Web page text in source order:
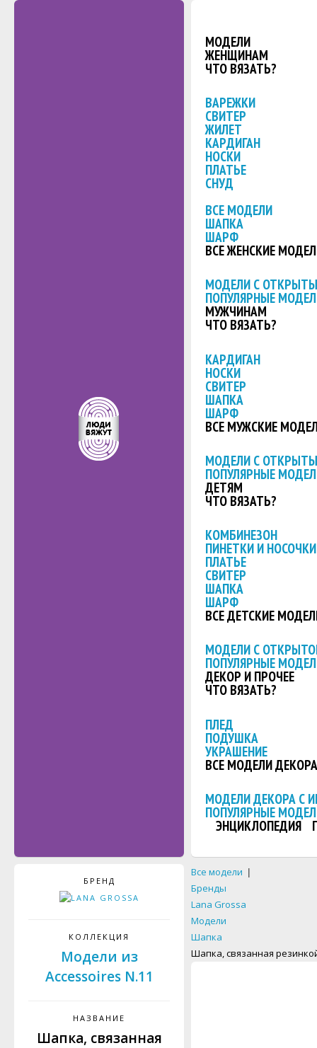
МОДЕЛИ
ЖЕНЩИНАМ
ЧТО ВЯЗАТЬ?
ВАРЕЖКИ
СВИТЕР
ЖИЛЕТ
КАРДИГАН
НОСКИ
ПЛАТЬЕ
СНУД
ВСЕ МОДЕЛИ
ШАПКА
ШАРФ
ВСЕ ЖЕНСКИЕ
МОДЕЛИ С
ПОПУЛЯРНЫЕ
МУЖЧИНАМ
ЧТО ВЯЗАТЬ?
КАРДИГАН
НОСКИ
СВИТЕР
ШАПКА
ШАРФ
ВСЕ МУЖСКИЕ
МОДЕЛИ С
ПОПУЛЯРНЫЕ
ДЕТЯМ
ЧТО ВЯЗАТЬ?
КОМБИНЕЗОН
ПИНЕТКИ И НОСОЧКИ
ПЛАТЬЕ
СВИТЕР
ШАПКА
ШАРФ
ВСЕ ДЕТСКИЕ
МОДЕЛИ С
ПОПУЛЯРНЫЕ
ДЕКОР И ПРОЧЕЕ
ЧТО ВЯЗАТЬ?
ПЛЕД
ПОДУШКА
УКРАШЕНИЕ
ВСЕ МОДЕЛИ ДЕКОРА
МОДЕЛИ ДЕКОРА С
ПОПУЛЯРНЫЕ
ЭНЦИКЛОПЕДИЯ
БРЕНД
КОЛЛЕКЦИЯ
Модели из
Accessoires N.11
НАЗВАНИЕ
Шапка, связанная
Все модели |
Бренды
Lana Grossa
Модели
Шапка
Шапка, связанная